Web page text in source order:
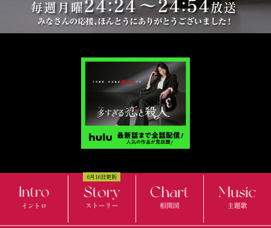
6月16日更新